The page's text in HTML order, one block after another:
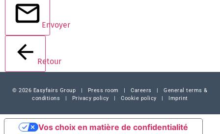
Envoyer
Retour
© 2026 Easyfairs Group | Press room |Careers |General terms &
conditions | Privacy policy |Cookie policy | Imprint
Vos choix en matière de confidentialité